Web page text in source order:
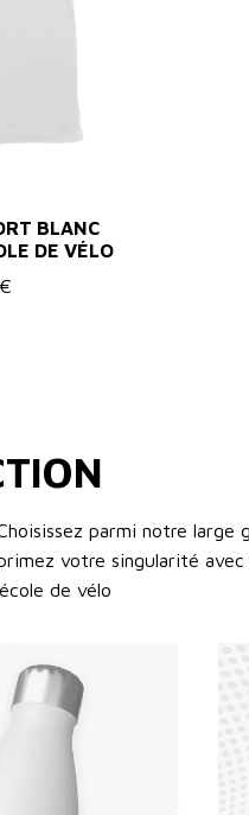
BLANC
DE VÉLO
parmi notre large
votre singularité
de vélo